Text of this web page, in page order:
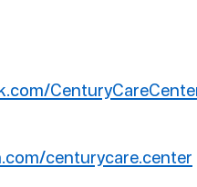
centurycare.center